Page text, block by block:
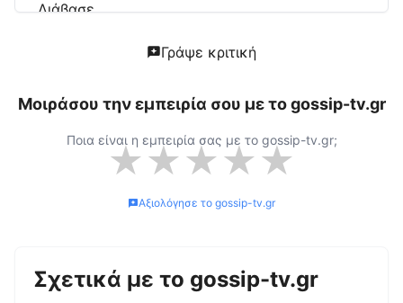
Γράψε κριτική
Μοιράσου την εμπειρία σου με τοgossip-tv.gr
Ποια είναι η εμπειρία σας με το gossip-tv.gr;
★★★★★
Αξιολόγησε το gossip-tv.gr
Σχετικά με το gossip-tv.gr